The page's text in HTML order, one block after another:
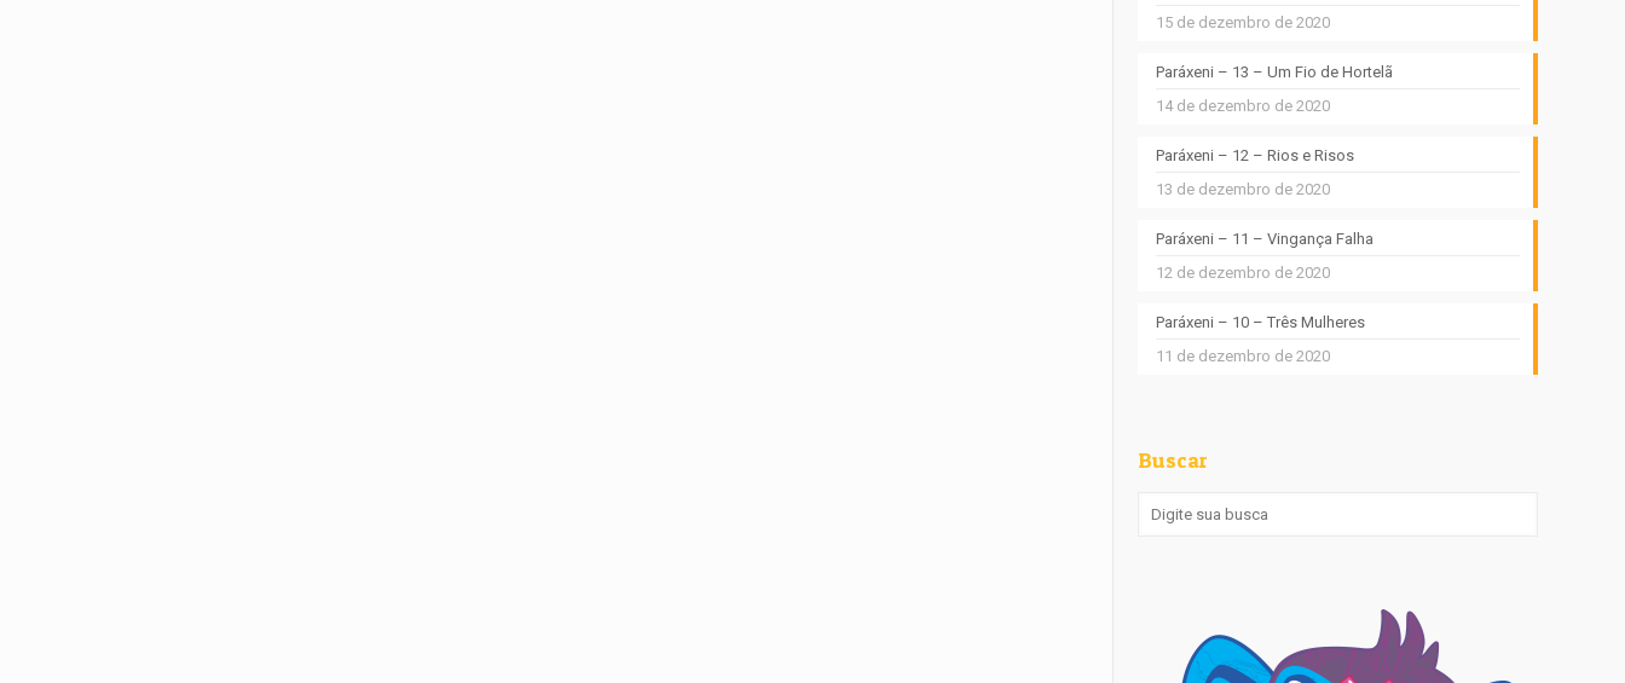
15 de dezembro de 2020
Paráxeni – 13 – Um Fio de Hortelã
14 de dezembro de 2020
Paráxeni – 12 – Rios e Risos
13 de dezembro de 2020
Paráxeni – 11 – Vingança Falha
12 de dezembro de 2020
Paráxeni – 10 – Três Mulheres
11 de dezembro de 2020
Buscar